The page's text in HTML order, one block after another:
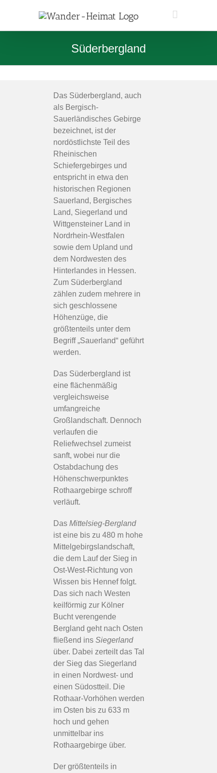
Süderbergland
Das Süderbergland, auch
als Bergisch-
Sauerländisches Gebirge
bezeichnet, ist der
nordöstlichste Teil des
Rheinischen
Schiefergebirges und
entspricht in etwa den
historischen Regionen
Sauerland, Bergisches
Land, Siegerland und
Wittgensteiner Land in
Nordrhein-Westfalen
sowie dem Upland und
dem Nordwesten des
Hinterlandes in Hessen.
Zum Süderbergland
zählen zudem mehrere in
sich geschlossene
Höhenzüge, die
größtenteils unter dem
Begriff „Sauerland“ geführt
werden.
Das Süderbergland ist
eine flächenmäßig
vergleichsweise
umfangreiche
Großlandschaft. Dennoch
verlaufen die
Reliefwechsel zumeist
sanft, wobei nur die
Ostabdachung des
Höhenschwerpunktes
Rothaargebirge schroff
verläuft.
Das Mittelsieg-Bergland
ist eine bis zu 480 m hohe
Mittelgebirgslandschaft,
die dem Lauf der Sieg in
Ost-West-Richtung von
Wissen bis Hennef folgt.
Das sich nach Westen
keilförmig zur Kölner
Bucht verengende
Bergland geht nach Osten
fließend ins Siegerland
über. Dabei zerteilt das Tal
der Sieg das Siegerland
in einen Nordwest- und
einen Südostteil. Die
Rothaar-Vorhöhen werden
im Osten bis zu 633 m
hoch und gehen
unmittelbar ins
Rothaargebirge über.
Der größtenteils in